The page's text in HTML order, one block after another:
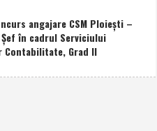
angajare CSM Ploieşti –
în cadrul Serviciului
Contabilitate, Grad II